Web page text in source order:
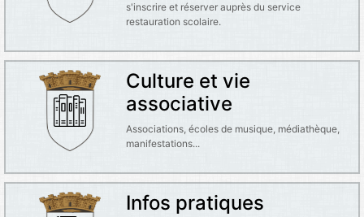
s'inscrire et réserver auprès du service
restauration scolaire.
Culture et vie
associative
Associations, écoles de musique, médiathèque,
manifestations...
Infos pratiques